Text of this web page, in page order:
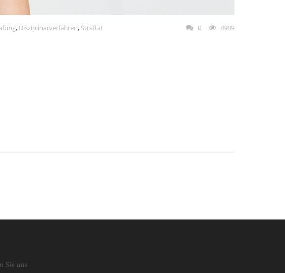
, Disziplinarverfahren, Straftat 0 4909
Sie uns